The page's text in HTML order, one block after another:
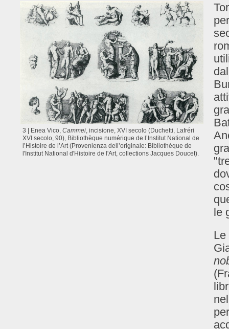
3 | Enea Vico,Cammei , incisione, XVI secolo (Duchetti, Lafréri
XVI secolo, 90), Bibliothèque numérique de l’Institut National de
l’Histoire de l’Art (Provenienza dell’originale: Bibliothèque de
l'Institut National d'Histoire de l'Art, collections Jacques Doucet).
le
Le